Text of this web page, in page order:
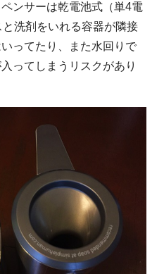
ンサーは乾電池式（単4電
洗剤をいれる容器が隣接
ってたり、また水回りで
ってしまうリスクがあり